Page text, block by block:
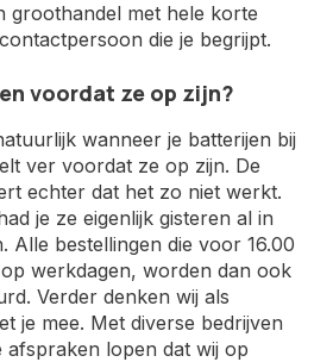
groothandel met hele korte
die je begrijpt.
voordat ze op zijn?
wanneer je batterijen bij
ver voordat ze op zijn. De
echter dat het zo niet werkt.
je ze eigenlijk gisteren al in
Alle bestellingen die voor 16.00
werkdagen, worden dan ook
Verder denken wij als
je mee. Met diverse bedrijven
afspraken lopen dat wij op